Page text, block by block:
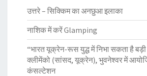
उत्तरे – सिक्किम का अनछुआ इलाका
नाशिक में करें Glamping
“भारत यूक्रेन-रूस युद्ध में निभा सकता है बड़ी
क्लीमेंको (सांसद, यूक्रेन), भुवनेश्वर में
कंसल्टेशन